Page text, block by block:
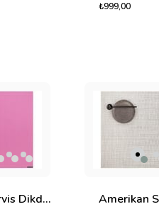
₺999,00
Amerikan Servis Dikdörtgen Siena